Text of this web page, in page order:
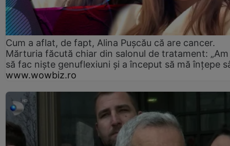
Cum a aflat, de fapt, Alina Pușcău că are cancer.
Mărturia făcută chiar din salonul de tratament:
să fac niște genuflexiuni și a început să mă înțepe
www.wowbiz.ro